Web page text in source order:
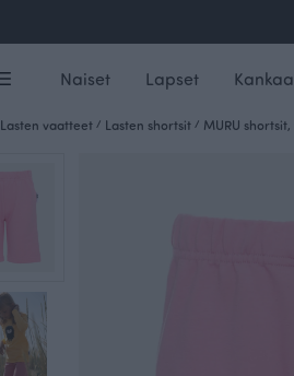
Naiset Lapset
Lasten vaatteet / Lasten shortsit / MURU